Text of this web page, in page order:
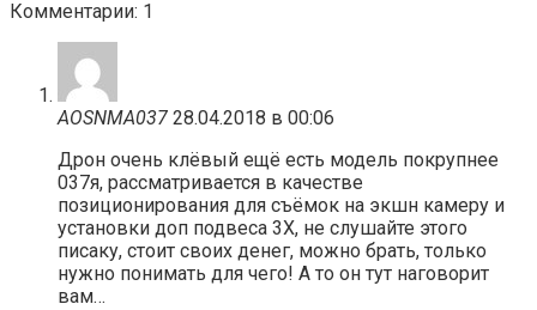
Комментарии: 1
AOSNMA037 28.04.2018 в 00:06
Дрон очень клёвый ещё есть модель покрупнее
037я, рассматривается в качестве
позиционирования для съёмок на экшн камеру и
установки доп подвеса 3Х, не слушайте этого
писаку, стоит своих денег, можно брать, только
нужно понимать для чего! А то он тут наговорит
вам…